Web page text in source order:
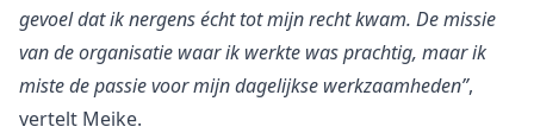
gevoel dat ik nergens écht tot mijn recht kwam. De missie
van de organisatie waar ik werkte was prachtig, maar ik
miste de passie voor mijn dagelijkse werkzaamheden”,
vertelt Meike.